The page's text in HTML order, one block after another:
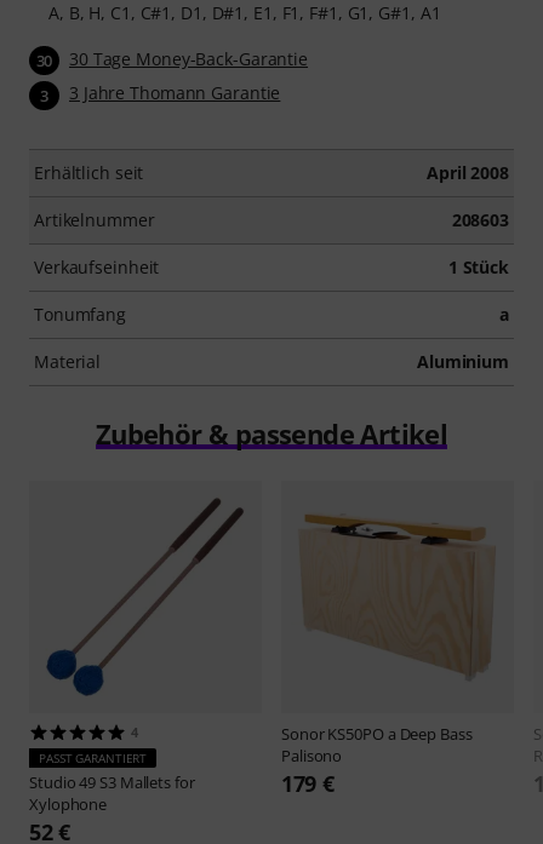
A, B, H, C1, C#1, D1, D#1, E1, F1, F#1, G1, G#1, A1
30 30 Tage Money-Back-Garantie
3 3 Jahre Thomann Garantie
Erhältlich seit April 2008
Artikelnummer 208603
Verkaufseinheit 1 Stück
Tonumfang a
Material Aluminium
Zubehör & passende Artikel
4
PASST GARANTIERT
Studio 49 S3 Mallets for
Xylophone
52 €
SonorKS50PO a Deep Bass
Palisono
179 €